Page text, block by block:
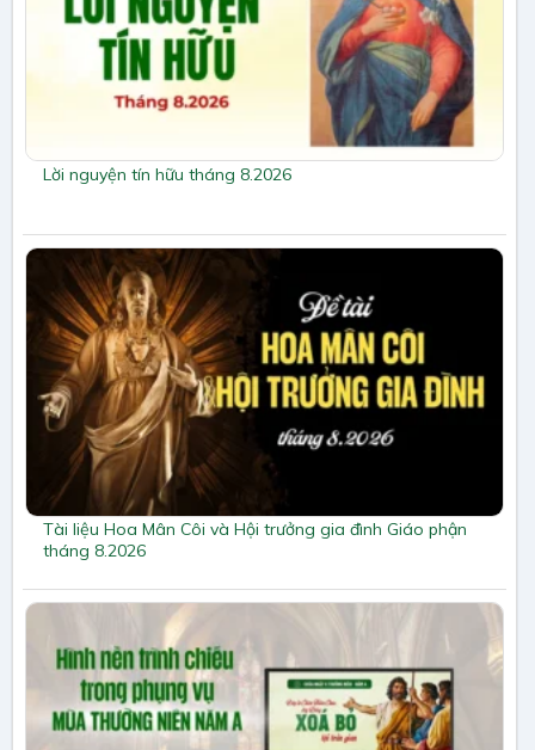
Lời nguyện tín hữu tháng 8.2026
Tài liệu Hoa Mân Côi và Hội trưởng gia đình Giáo phận
tháng 8.2026